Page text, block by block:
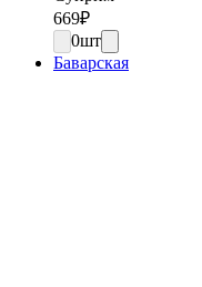
669₽
0шт
Баварская